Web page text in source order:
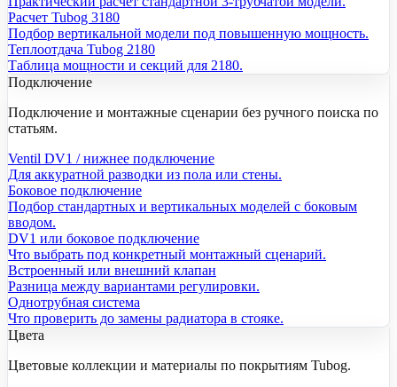
Расчет Tubog 3180
Подбор вертикальной модели под повышенную мощность.
Теплоотдача Tubog 2180
Таблица мощности и секций для 2180.
Подключение
Подключение и монтажные сценарии без ручного поиска по
статьям.
Ventil DV1 / нижнее подключение
Для аккуратной разводки из пола или стены.
Боковое подключение
Подбор стандартных и вертикальных моделей с боковым
вводом.
DV1 или боковое подключение
Что выбрать под конкретный монтажный сценарий.
Встроенный или внешний клапан
Разница между вариантами регулировки.
Однотрубная система
Что проверить до замены радиатора в стояке.
Цвета
Цветовые коллекции и материалы по покрытиям Tubog.